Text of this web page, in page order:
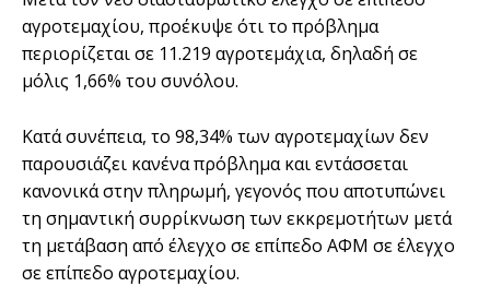
αγροτεμαχίου, προέκυψε ότι το πρόβλημα
περιορίζεται σε 11.219 αγροτεμάχια, δηλαδή σε
μόλις 1,66% του συνόλου.
Κατά συνέπεια, το 98,34% των αγροτεμαχίων δεν
παρουσιάζει κανένα πρόβλημα και εντάσσεται
κανονικά στην πληρωμή, γεγονός που αποτυπώνει
τη σημαντική συρρίκνωση των εκκρεμοτήτων μετά
τη μετάβαση από έλεγχο σε επίπεδο ΑΦΜ σε έλεγχο
σε επίπεδο αγροτεμαχίου.